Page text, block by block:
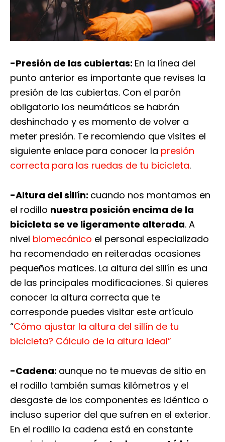
-Presión de las cubiertas: En la línea del
punto anterior es importante que revises la
presión de las cubiertas. Con el parón
obligatorio los neumáticos se habrán
deshinchado y es momento de volver a
meter presión. Te recomiendo que visites el
siguiente enlace para conocer la presión
correcta para las ruedas de tu bicicleta.
-Altura del sillín: cuando nos montamos en
el rodillo nuestra posición encima de la
bicicleta se ve ligeramente alterada. A
nivel biomecánico el personal especializado
ha recomendado en reiteradas ocasiones
pequeños matices. La altura del sillín es una
de las principales modificaciones. Si quieres
conocer la altura correcta que te
corresponde puedes visitar este artículo
“Cómo ajustar la altura del sillín de tu
bicicleta? Cálculo de la altura ideal”
-Cadena: aunque no te muevas de sitio en
el rodillo también sumas kilómetros y el
desgaste de los componentes es idéntico o
incluso superior del que sufren en el exterior.
En el rodillo la cadena está en constante